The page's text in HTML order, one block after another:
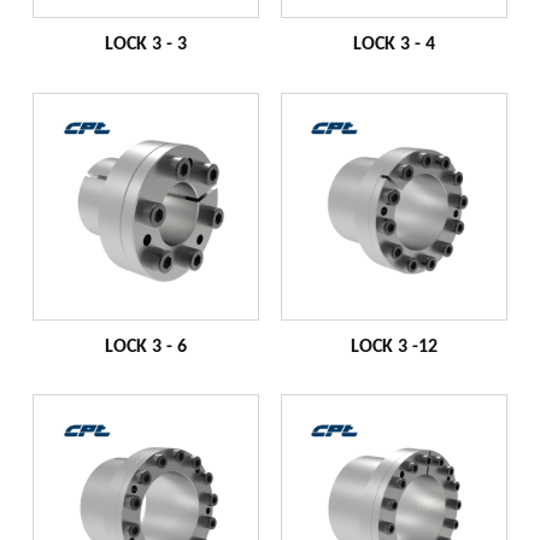
LOCK 3 - 3 LOCK 3 - 4
LOCK 3 - 6 LOCK 3 -12